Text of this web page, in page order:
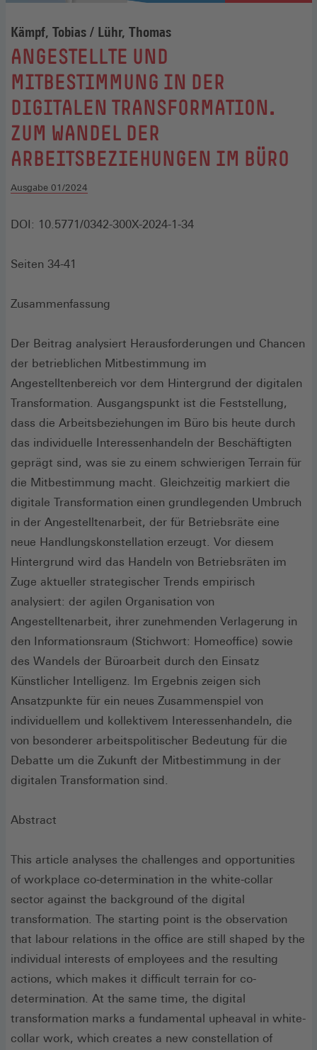
Kämpf, Tobias / Lühr, Thomas
:
ANGESTELLTE UND
MITBESTIMMUNG IN DER
DIGITALEN TRANSFORMATION.
ZUM WANDEL DER
ARBEITSBEZIEHUNGEN IM BÜRO
Ausgabe 01/2024
DOI: 10.5771/0342-300X-2024-1-34
Seiten 34-41
Zusammenfassung
Der Beitrag analysiert Herausforderungen und Chancen
der betrieblichen Mitbestimmung im
Angestelltenbereich vor dem Hintergrund der digitalen
Transformation. Ausgangspunkt ist die Feststellung,
dass die Arbeitsbeziehungen im Büro bis heute durch
das individuelle Interessenhandeln der Beschäftigten
geprägt sind, was sie zu einem schwierigen Terrain für
die Mitbestimmung macht. Gleichzeitig markiert die
digitale Transformation einen grundlegenden Umbruch
in der Angestelltenarbeit, der für Betriebsräte eine
neue Handlungskonstellation erzeugt. Vor diesem
Hintergrund wird das Handeln von Betriebsräten im
Zuge aktueller strategischer Trends empirisch
analysiert: der agilen Organisation von
Angestelltenarbeit, ihrer zunehmenden Verlagerung in
den Informationsraum (Stichwort: Homeoffice) sowie
des Wandels der Büroarbeit durch den Einsatz
Künstlicher Intelligenz. Im Ergebnis zeigen sich
Ansatzpunkte für ein neues Zusammenspiel von
individuellem und kollektivem Interessenhandeln, die
von besonderer arbeitspolitischer Bedeutung für die
Debatte um die Zukunft der Mitbestimmung in der
digitalen Transformation sind.
Abstract
This article analyses the challenges and opportunities
of workplace co-determination in the white-collar
sector against the background of the digital
transformation. The starting point is the observation
that labour relations in the office are still shaped by the
individual interests of employees and the resulting
actions, which makes it difficult terrain for co-
determination. At the same time, the digital
transformation marks a fundamental upheaval in white-
collar work, which creates a new constellation of